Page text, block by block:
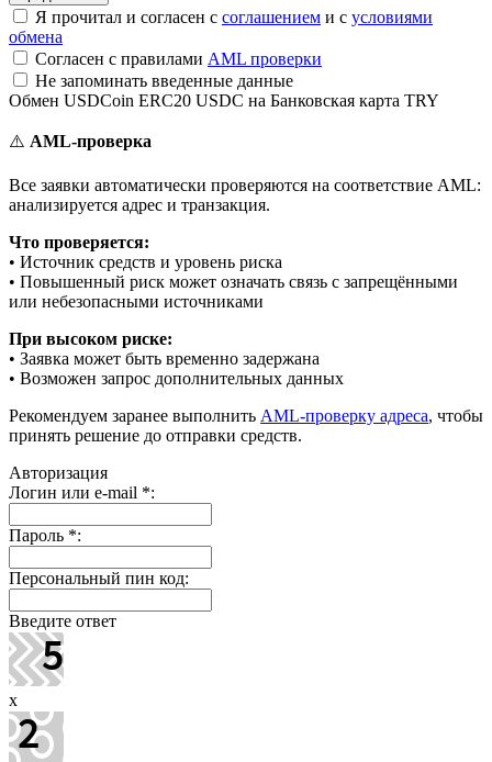
Я прочитал и согласен с соглашением и с условиями
обмена
Согласен с правилами AML проверки
Не запоминать введенные данные
Обмен USDCoin ERC20 USDC на Банковская карта TRY
⚠️ AML-проверка
Все заявки автоматически проверяются на соответствие AML:
анализируется адрес и транзакция.
Что проверяется:
• Источник средств и уровень риска
• Повышенный риск может означать связь с запрещёнными
или небезопасными источниками
При высоком риске:
• Заявка может быть временно задержана
• Возможен запрос дополнительных данных
Рекомендуем заранее выполнить AML-проверку адреса, чтобы
принять решение до отправки средств.
Авторизация
Логин или e-mail *:
Пароль *:
Персональный пин код:
Введите ответ
x